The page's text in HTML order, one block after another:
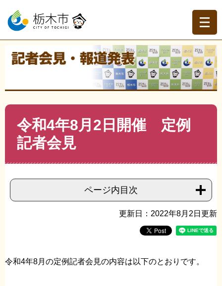
ー
の
ニ
ー
て
本
現在地
記者会見・報道発表 >記者会見>令和4年
令和4年8月2日開催 定例記者会見
令和4年8月2日開催 定例
記者会見
ページ内目次
更新日：2022年8月2日更新
令和4年8月の定例記者会見の内容は以下のとおりです。